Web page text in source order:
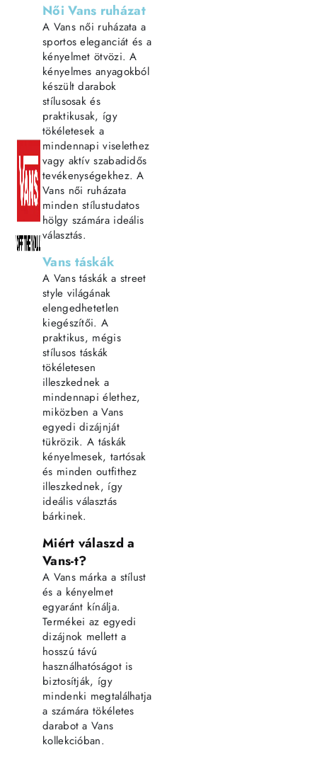
Női Vans ruházat
A Vans női ruházata a
sportos eleganciát és a
kényelmet ötvözi. A
kényelmes anyagokból
készült darabok
stílusosak és
praktikusak, így
tökéletesek a
mindennapi viselethez
vagy aktív szabadidős
tevékenységekhez. A
Vans női ruházata
minden stílustudatos
hölgy számára ideális
választás.
Vans táskák
A Vans táskák a street
style világának
elengedhetetlen
kiegészítői. A
praktikus, mégis
stílusos táskák
tökéletesen
illeszkednek a
mindennapi élethez,
miközben a Vans
egyedi dizájnját
tükrözik. A táskák
kényelmesek, tartósak
és minden outfithez
illeszkednek, így
ideális választás
bárkinek.
Miért válaszd a
Vans-t?
A Vans márka a stílust
és a kényelmet
egyaránt kínálja.
Termékei az egyedi
dizájnok mellett a
hosszú távú
használhatóságot is
biztosítják, így
mindenki megtalálhatja
a számára tökéletes
darabot a Vans
kollekcióban.